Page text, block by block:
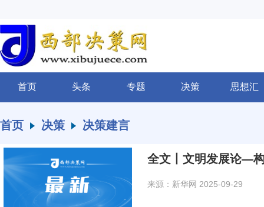
首页 头条 专题 决策 思想汇
首页 决策 决策建言
全文丨文明发展论—
来源：新华网 2025-09-29